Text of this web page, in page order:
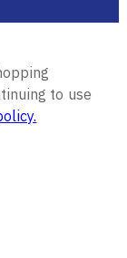
to use